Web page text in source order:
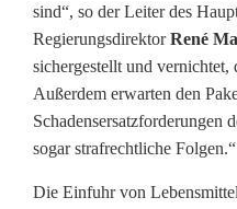
sind“, so der Leiter des
RegierungsdirektorRené
sichergestellt und
Außerdem erwarten den
Schadensersatzforderungen
sogar strafrechtliche Folgen.“
Die Einfuhr von